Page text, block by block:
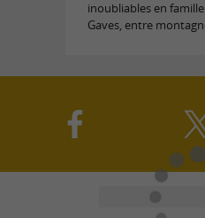
inoubliables en
Gaves, entre